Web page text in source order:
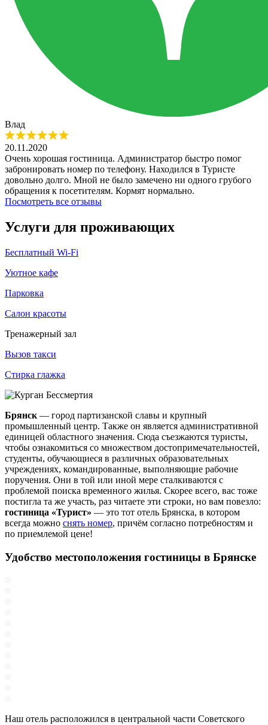
​Влад​
20.11.2020
Очень хорошая гостиница. Администратор быстро помог
забронировать номер по телефону. Находился в Туристе
довольно долго. Мной не было замечено ни одного грубого
обращения к посетителям. Кормят нормально.
Посмотреть все отзывы
Услуги для проживающих
Бесплатный Wi-Fi
Уютное кафе
Парковка
Салон красоты
Тренажерный зал
Вызов такси
Стирка глажка
Брянск — город партизанской славы и крупный
промышленный центр. Также он является административной
единицей областного значения. Сюда съезжаются туристы,
чтобы ознакомиться со множеством достопримечательностей,
студенты, обучающиеся в различных образовательных
учреждениях, командированные, выполняющие рабочие
поручения. Они в той или иной мере сталкиваются с
проблемой поиска временного жилья. Скорее всего, вас тоже
постигла та же участь, раз читаете эти строки, но вам повезло:
гостиница «Турист» — это тот отель Брянска, в котором
всегда можно снять номер, причём согласно потребностям и
по приемлемой цене!
Удобство местоположения гостиницы в Брянске
Наш отель расположился в центральной части Советского